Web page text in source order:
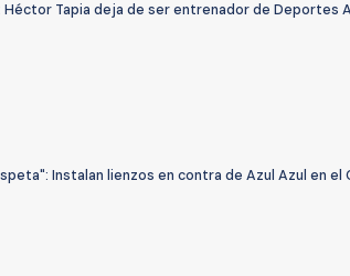
Héctor Tapia deja de ser entrenador de Deportes
Instalan lienzos en contra de Azul Azul en el